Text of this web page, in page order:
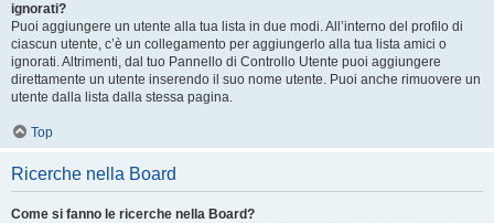
ignorati?
Puoi aggiungere un utente alla tua lista in due modi. All’interno del profilo di
ciascun utente, c’è un collegamento per aggiungerlo alla tua lista amici o
ignorati. Altrimenti, dal tuo Pannello di Controllo Utente puoi aggiungere
direttamente un utente inserendo il suo nome utente. Puoi anche rimuovere un
utente dalla lista dalla stessa pagina.
Top
Ricerche nella Board
Come si fanno le ricerche nella Board?